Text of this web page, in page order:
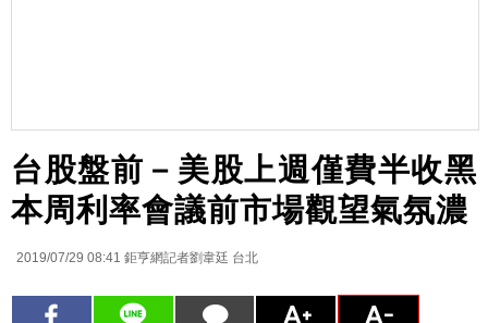
台股盤前－美股上週僅費半收黑
本周利率會議前市場觀望氣氛濃
2019/07/29 08:41 鉅亨網記者劉韋廷 台北